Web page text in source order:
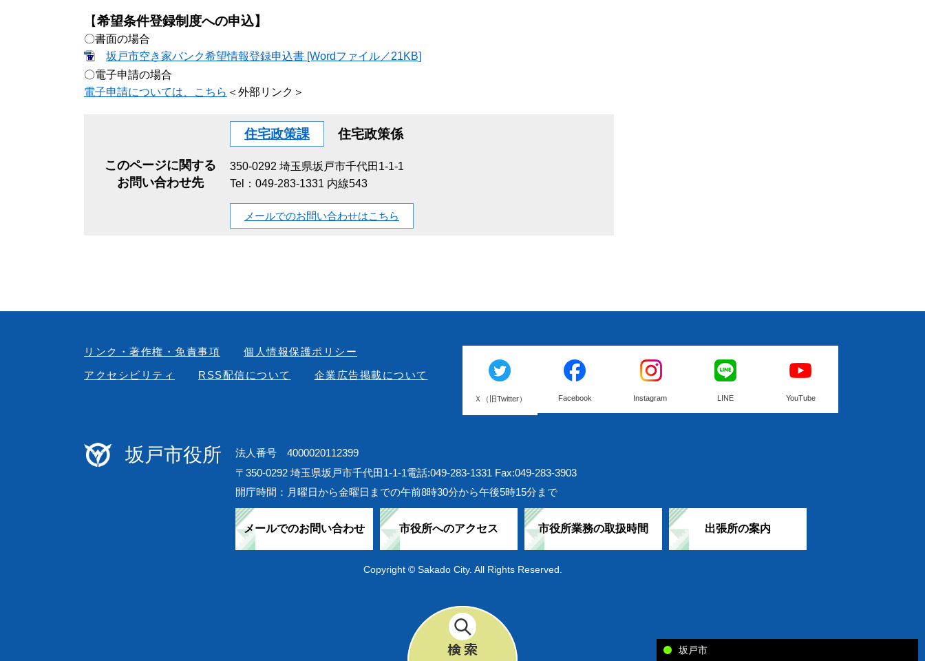
【希望条件登録制度への申込】
〇書面の場合
坂戸市空き家バンク希望情報登録申込書 [Wordファイル／21KB]
〇電子申請の場合
電子申請については、こちら ＜外部リンク＞
このページに関する
お問い合わせ先
住宅政策課 住宅政策係
350-0292 埼玉県坂戸市千代田1-1-1
Tel：049-283-1331 内線543
メールでのお問い合わせはこちら
リンク・著作権・免責事項
個人情報保護ポリシー
アクセシビリティ
RSS配信について 企業広告掲載について
Ｘ（旧Twitter） Facebook Instagram LINE YouTube
坂戸市役所
法人番号 4000020112399
〒350-0292 埼玉県坂戸市千代田1-1-1電話:049-283-1331 Fax:049-283-3903
開庁時間：月曜日から金曜日までの午前8時30分から午後5時15分まで
メールでのお問い合わせ 市役所へのアクセス 市役所業務の取扱時間 出張所の案内
Copyright © Sakado City. All Rights Reserved.